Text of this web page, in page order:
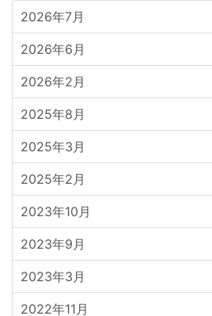
2026年7月
2026年6月
2026年2月
2025年8月
2025年3月
2025年2月
2023年10月
2023年9月
2023年3月
2022年11月